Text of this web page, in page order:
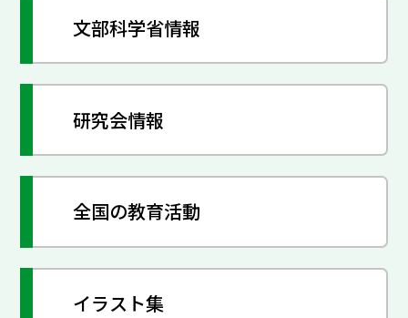
文部科学省情報
研究会情報
全国の教育活動
イラスト集